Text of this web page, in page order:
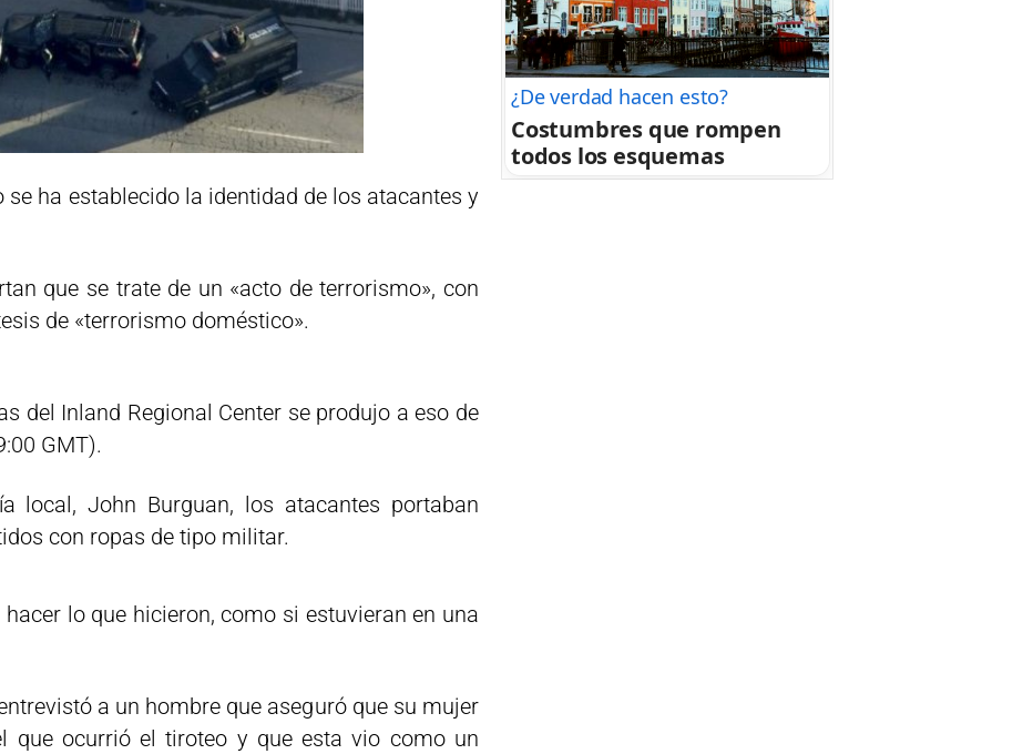
ha establecido la identidad de los atacantes y
que se trate de un «acto de terrorismo», con
de «terrorismo doméstico».
del Inland Regional Center se produjo a eso de
GMT).
local, John Burguan, los atacantes portaban
con ropas de tipo militar.
lo que hicieron, como si estuvieran en una
a un hombre que aseguró que su mujer
que ocurrió el tiroteo y que esta vio como un
¿De verdad hacen esto?
Costumbres que rompen
todos los esquemas